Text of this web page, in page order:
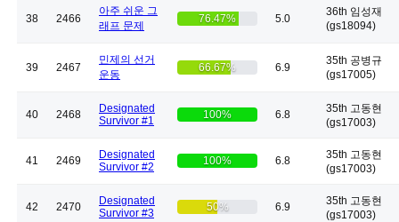
38 2466
아주 쉬운 그
래프 문제
76.47% 5.0
36th 임성재
(gs18094)
39 2467
민제의 선거
운동
66.67% 6.9
35th 공병규
(gs17005)
40 2468
Designated
Survivor #1
100% 6.8
35th 고동현
(gs17003)
41 2469
Designated
Survivor #2
100% 6.8
35th 고동현
(gs17003)
42 2470
Designated
Survivor #3
50% 6.9
35th 고동현
(gs17003)